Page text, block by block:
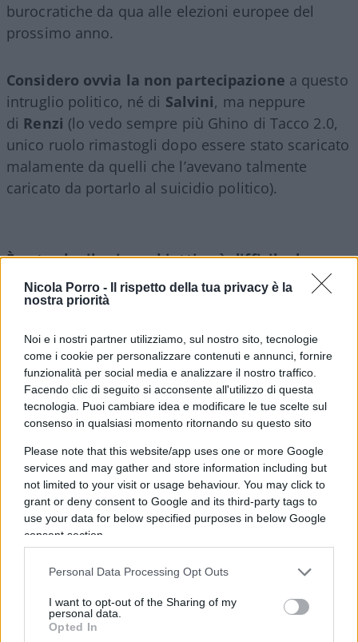
Nicola Porro -
Il rispetto della tua privacy è la
nostra priorità
Noi e i nostri partner utilizziamo, sul nostro sito, tecnologie
come i cookie per personalizzare contenuti e annunci, fornire
funzionalità per social media e analizzare il nostro traffico.
Facendo clic di seguito si acconsente all'utilizzo di questa
tecnologia. Puoi cambiare idea e modificare le tue scelte sul
consenso in qualsiasi momento ritornando su questo sito
Please note that this website/app uses one or more Google
services and may gather and store information including but
not limited to your visit or usage behaviour. You may click to
grant or deny consent to Google and its third-party tags to
use your data for below specified purposes in below Google
consent section.
Personal Data Processing Opt Outs
I want to opt-out of the Sharing of my
personal data.
Opted In
burocratiche da qua alle elezioni europee del
prossimo anno.
Considero ovvia la non partecipazione a questo
intruglio politico, né di Salvini, ma neppure
di Renzi (lo vedo sempre più Ghino di Tacco 2.0,
unico ruolo rimastogli dopo essere stato scaricato
malamente da quelli che l’avevano talmente
caricato da portarlo al suicidio politico).
È noto che il primo obiettivo è difficile da
perseguire: trovare risorse per evitare un
aumento di Iva, accise, imposte dirette (clausole
massimo di 20 miliardi. Poi c’è il completamento
dell’Unione bancaria, il futuro Fondo europeo, la
riforma di Dublino sugli immigrati, il bilancio
pluriennale con i fondi strutturali (destinati al
Principato del Sud di cuiDi Maiosi è
autonominato sire).
Senza dimenticareil finanziamento del reddito
di cittadinanza di cui sono già pronti i fake
moduli. Per non parlare della partecipazione ai
tornei medioevali a 27 che precedono le nomine,
Un programma da far tremare non le gambe, ma
tutti gli arti.